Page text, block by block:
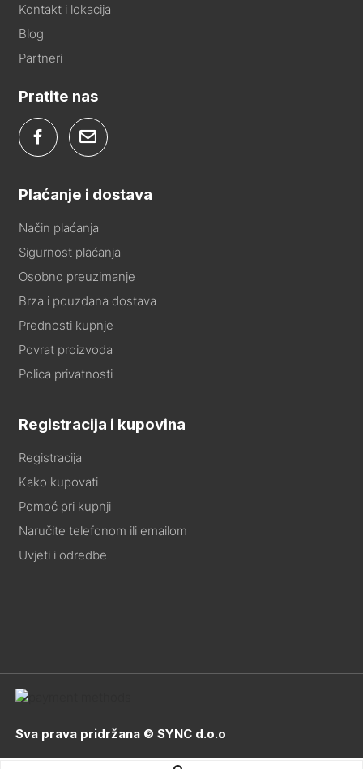
Kontakt i lokacija
Blog
Partneri
Pratite nas
Plaćanje i dostava
Način plaćanja
Sigurnost plaćanja
Osobno preuzimanje
Brza i pouzdana dostava
Prednosti kupnje
Povrat proizvoda
Polica privatnosti
Registracija i kupovina
Registracija
Kako kupovati
Pomoć pri kupnji
Naručite telefonom ili emailom
Uvjeti i odredbe
Sva prava pridržana © SYNC d.o.o